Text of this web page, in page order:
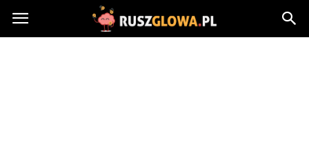
Ruszglowa.pl